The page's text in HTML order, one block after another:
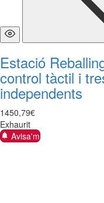
Estació
control tàctil i
independents
1450,79€
Exhaurit
Avisa'm